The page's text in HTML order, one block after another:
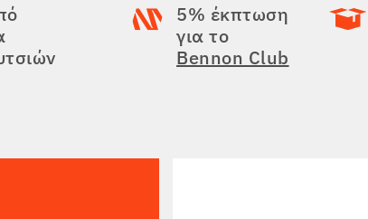
5% έκπτωση
για το
Bennon Club